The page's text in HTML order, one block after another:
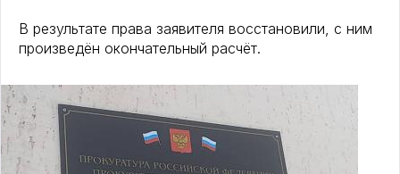
В результате права заявителя восстановили, с ним
произведён окончательный расчёт.